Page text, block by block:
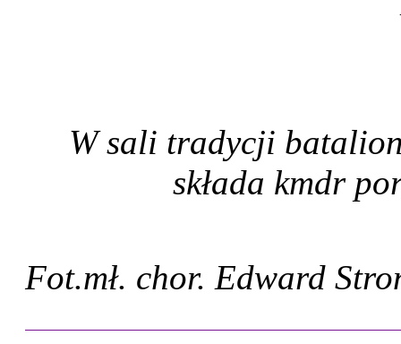
W sali tradycji
składa kmdr
Fot.mł. chor. Edward